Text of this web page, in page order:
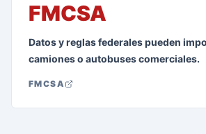
FMCSA
Datos y reglas federales pueden
camiones o autobuses comerciales.
FMCSA